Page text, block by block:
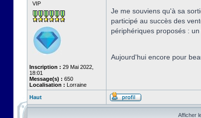
VIP
Inscription : 29 Mai 2022,
18:01
Message(s) : 650
Localisation : Lorraine
Je me souviens qu'à sa
participé au succès des
périphériques proposés :
Aujourd'hui encore pour
Haut
Afficher